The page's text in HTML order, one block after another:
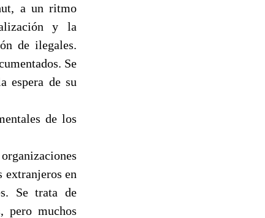
a un ritmo
y la
de ilegales.
Se
espera de su
de los
extranjeros en
Se trata de
pero muchos